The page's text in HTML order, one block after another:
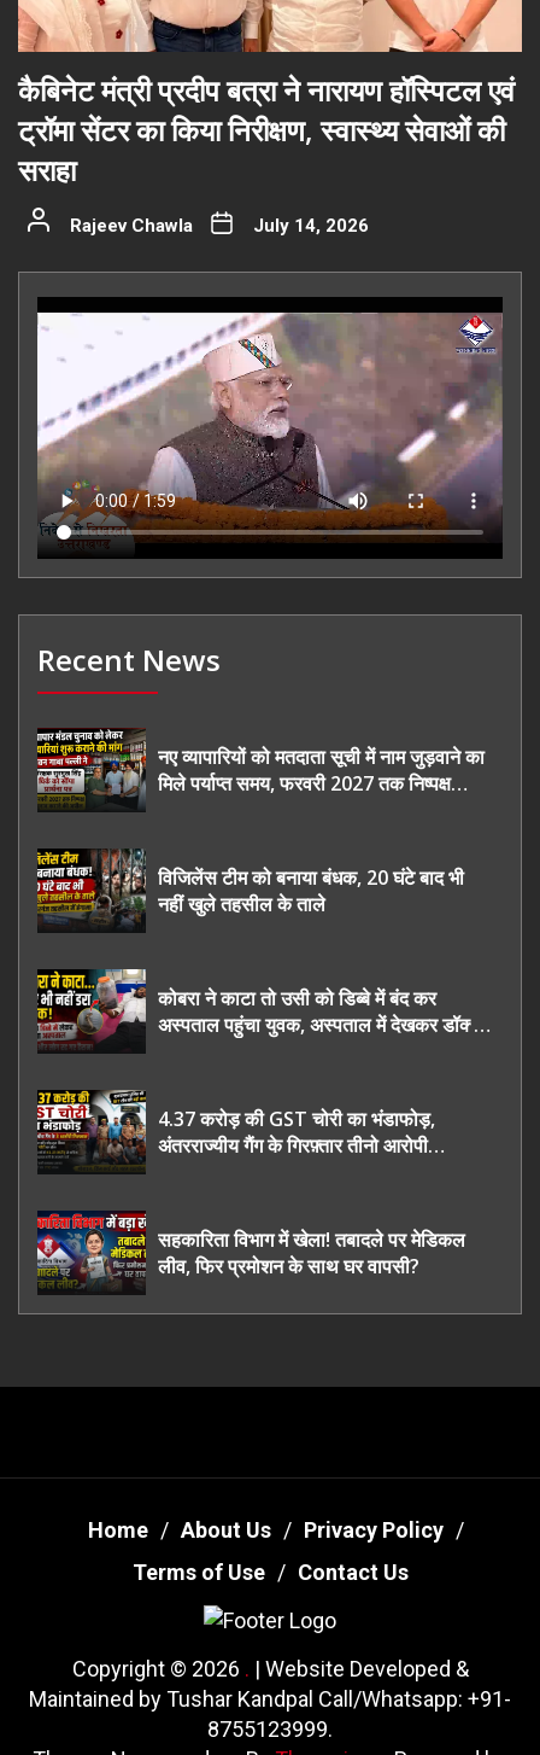
कैबिनेट मंत्री प्रदीप बत्रा ने नारायण हॉस्पिटल एवं
ट्रॉमा सेंटर का किया निरीक्षण, स्वास्थ्य सेवाओं की
सराहा
Rajeev Chawla July 14, 2026
Recent News
नए व्यापारियों को मतदाता सूची में नाम जुड़वाने का
मिले पर्याप्त समय, फरवरी 2027 तक निष्पक्ष
विजिलेंस टीम को बनाया बंधक, 20 घंटे बाद भी
नहीं खुले तहसील के ताले
कोबरा ने काटा तो उसी को डिब्बे में बंद कर
अस्पताल पहुंचा युवक, अस्पताल में देखकर डॉक्टर
4.37 करोड़ की GST चोरी का भंडाफोड़,
अंतरराज्यीय गैंग के गिरफ़्तार तीनो आरोपी
सहकारिता विभाग में खेला! तबादले पर मेडिकल
लीव, फिर प्रमोशन के साथ घर वापसी?
Home About Us
Privacy Policy
Terms of Use
Contact Us
Copyright © 2026 . | Website Developed &
Maintained by Tushar Kandpal Call/Whatsapp: +91-
8755123999.